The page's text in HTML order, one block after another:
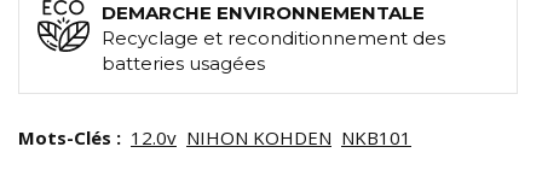
DEMARCHE ENVIRONNEMENTALE
Recyclage et reconditionnement des
batteries usagées
Mots-Clés : 12.0v NIHON KOHDEN NKB101